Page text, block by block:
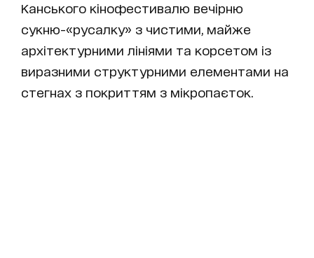
Канського кінофестивалю вечірню
сукню-«русалку» з чистими, майже
архітектурними лініями та корсетом із
виразними структурними елементами на
стегнах з покриттям з мікропаєток.